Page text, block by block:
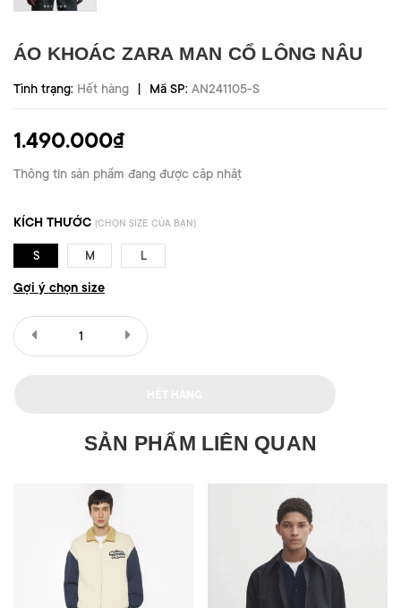
ÁO KHOÁC ZARA MAN CỔ LÔNG NÂU
Tình trạng: Hết hàng | Mã SP: AN241105-S
1.490.000₫
Thông tin sản phẩm đang được cập nhật
KÍCH THƯỚC (CHỌN SIZE CỦA BẠN)
S M L
Gợi ý chọn size
SẢN PHẨM LIÊN QUAN